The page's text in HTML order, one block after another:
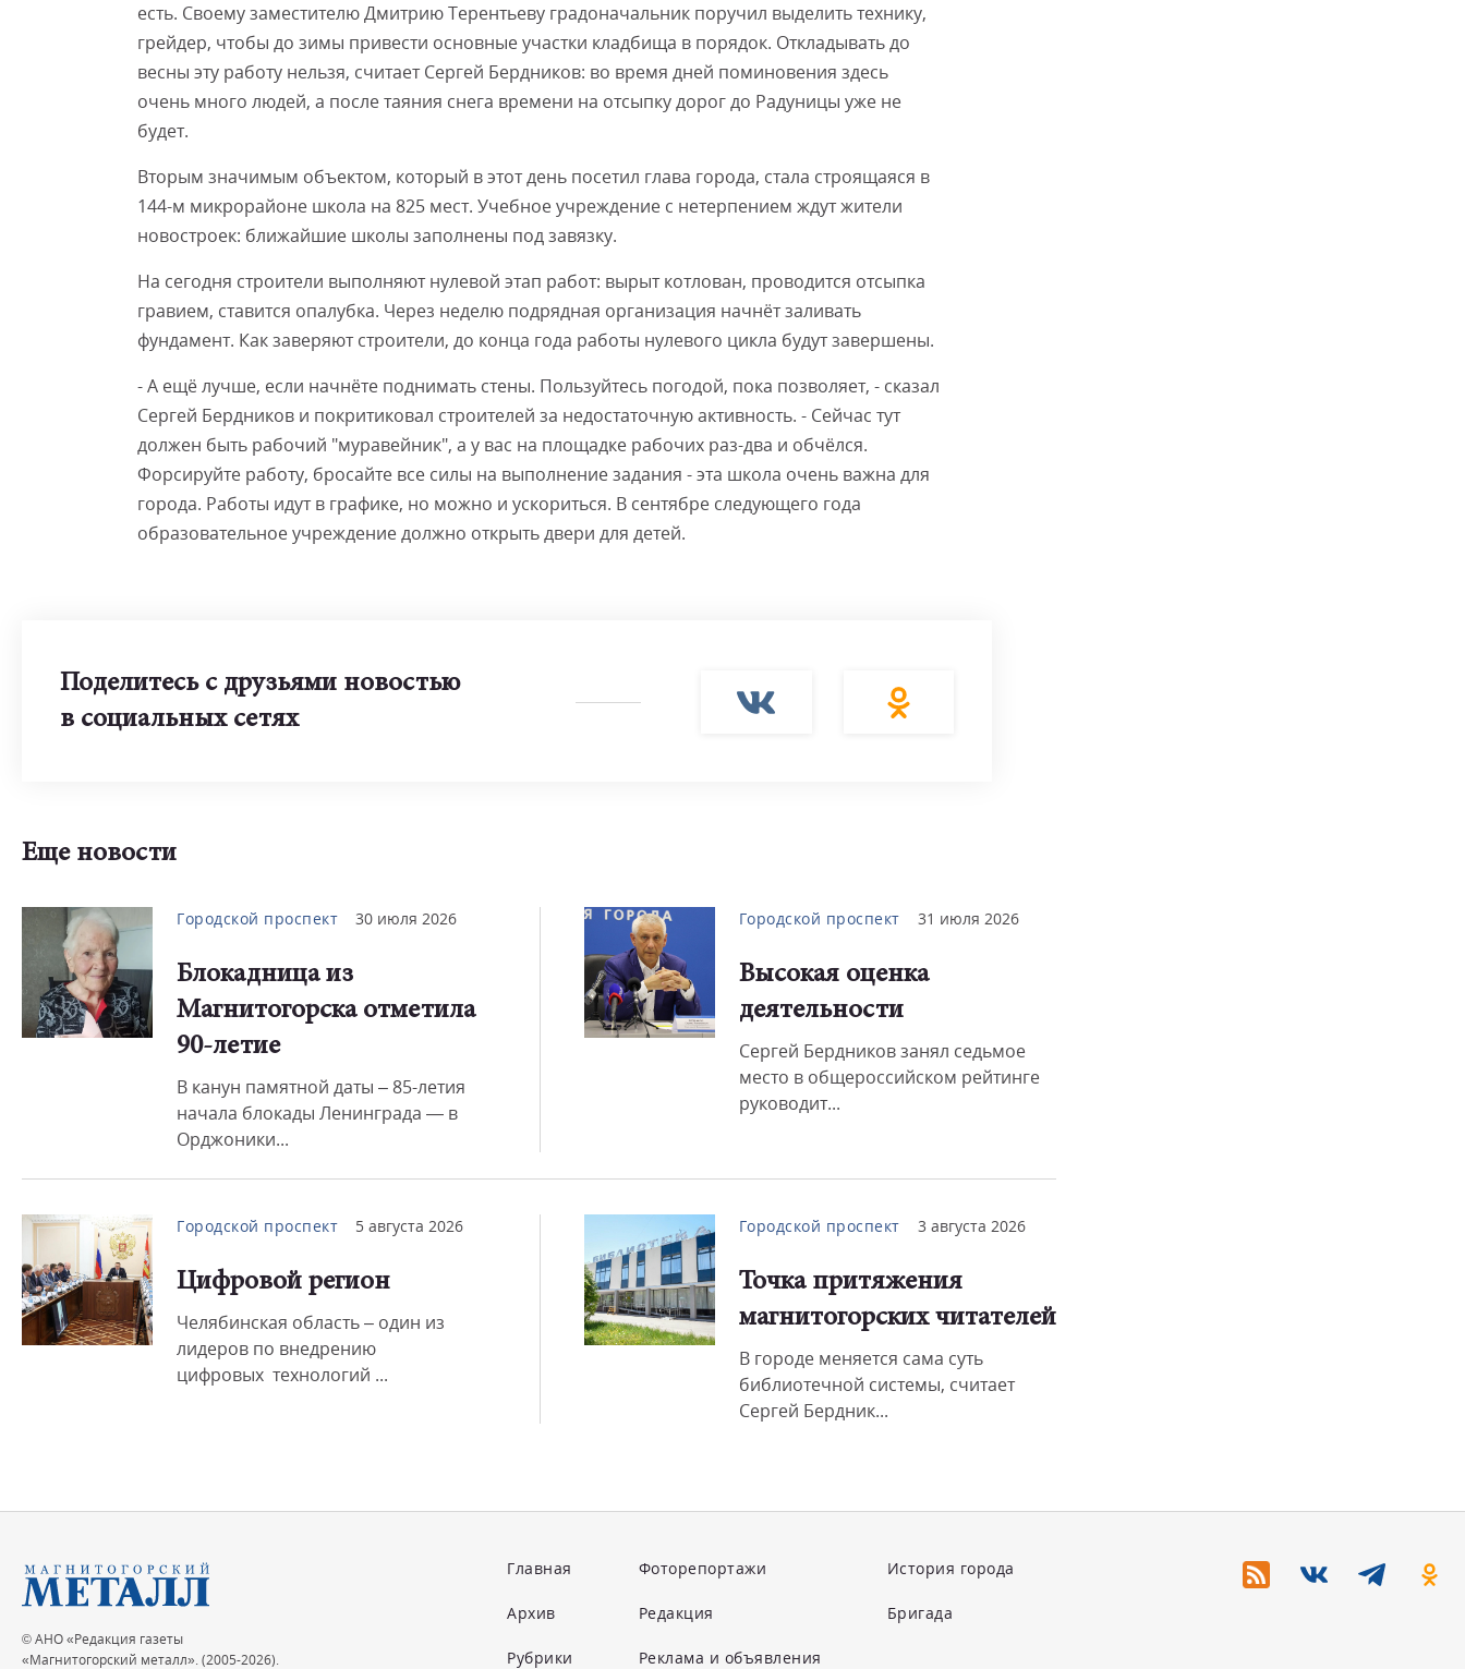
есть. Своему заместителю Дмитрию Терентьеву градоначальник поручил выделить технику,
грейдер, чтобы до зимы привести основные участки кладбища в порядок. Откладывать до
весны эту работу нельзя, считает Сергей Бердников: во время дней поминовения здесь
очень много людей, а после таяния снега времени на отсыпку дорог до Радуницы уже не
будет.
Вторым значимым объектом, который в этот день посетил глава города, стала строящаяся в
144-м микрорайоне школа на 825 мест. Учебное учреждение с нетерпением ждут жители
новостроек: ближайшие школы заполнены под завязку.
На сегодня строители выполняют нулевой этап работ: вырыт котлован, проводится отсыпка
гравием, ставится опалубка. Через неделю подрядная организация начнёт заливать
фундамент. Как заверяют строители, до конца года работы нулевого цикла будут завершены.
- А ещё лучше, если начнёте поднимать стены. Пользуйтесь погодой, пока позволяет, - сказал
Сергей Бердников и покритиковал строителей за недостаточную активность. - Сейчас тут
должен быть рабочий "муравейник", а у вас на площадке рабочих раз-два и обчёлся.
Форсируйте работу, бросайте все силы на выполнение задания - эта школа очень важна для
города. Работы идут в графике, но можно и ускориться. В сентябре следующего года
образовательное учреждение должно открыть двери для детей.
Поделитесь с друзьями новостью
в социальных сетях
Еще новости
Городской проспект 30 июля 2026
Блокадница из
Магнитогорска отметила
90-летие
В канун памятной даты – 85-летия
начала блокады Ленинграда — в
Орджоники...
Городской проспект 31 июля 2026
Высокая оценка
деятельности
Сергей Бердников занял седьмое
место в общероссийском рейтинге
руководит...
Городской проспект 5 августа 2026
Цифровой регион
Челябинская область – один из
лидеров по внедрению
цифровых технологий ...
Городской проспект 3 августа 2026
Точка притяжения
магнитогорских читателей
В городе меняется сама суть
библиотечной системы, считает
Сергей Бердник...
© АНО «Редакция газеты
«Магнитогорский металл». (2005-2026).
Главная
Архив
Рубрики
Фоторепортажи
Редакция
Реклама и объявления
История города
Бригада